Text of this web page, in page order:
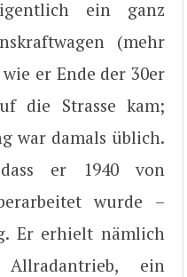
ein ganz
(mehr
wie er Ende der 30er
die Strasse kam;
war damals üblich.
er 1940 von
wurde –
Er erhielt nämlich
ein